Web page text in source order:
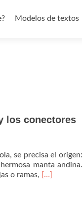
Modelos de textos
los conectores
se precisa el origen:
manta andina.
o ramas, Read
[…]